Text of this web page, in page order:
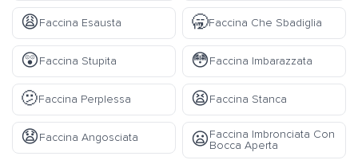
😩Faccina Esausta 🥱Faccina Che Sbadiglia
😲Faccina Stupita 😳Faccina Imbarazzata
🫤Faccina Perplessa 😫Faccina Stanca
😧Faccina Angosciata 😦Faccina Imbronciata Con
Bocca Aperta